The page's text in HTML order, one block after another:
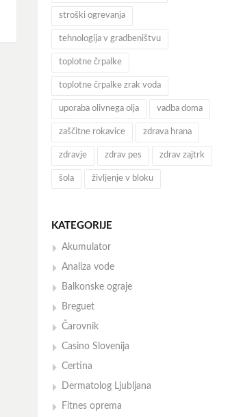
stroški ogrevanja
tehnologija v gradbeništvu
toplotne črpalke
toplotne črpalke zrak voda
uporaba olivnega olja vadba doma
zaščitne rokavice zdrava hrana
zdravje zdrav pes zdrav zajtrk
šola življenje v bloku
KATEGORIJE
Akumulator
Analiza vode
Balkonske ograje
Breguet
Čarovnik
Casino Slovenija
Certina
Dermatolog Ljubljana
Fitnes oprema